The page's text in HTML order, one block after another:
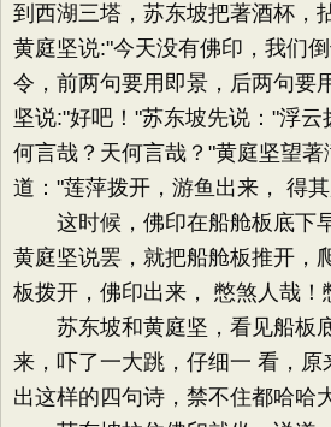
到西湖三塔，苏东坡把著酒杯，
黄庭坚说:"今天没有佛印，我们
令，前两句要用即景，后两句要
坚说:"好吧！"苏东坡先说："浮
何言哉？天何言哉？"黄庭坚望
道："莲萍拨开，游鱼出来， 得
这时候，佛印在船舱板底下
黄庭坚说罢，就把船舱板推开，
板拨开，佛印出来， 憋煞人哉！
苏东坡和黄庭坚，看见船板
来，吓了一大跳，仔细一 看，
出这样的四句诗，禁不住都哈哈